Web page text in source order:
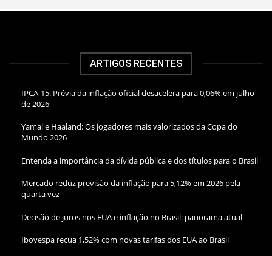
ARTIGOS RECENTES
IPCA-15: Prévia da inflação oficial desacelera para 0,06% em julho
de 2026
Yamal e Haaland: Os jogadores mais valorizados da Copa do
Mundo 2026
Entenda a importância da dívida pública e dos títulos para o Brasil
Mercado reduz previsão da inflação para 5,12% em 2026 pela
quarta vez
Decisão de juros nos EUA e inflação no Brasil: panorama atual
Ibovespa recua 1,52% com novas tarifas dos EUA ao Brasil